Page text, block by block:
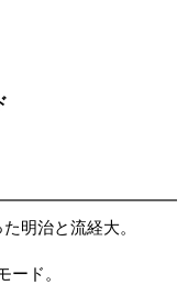
明治と流経大。
ード。